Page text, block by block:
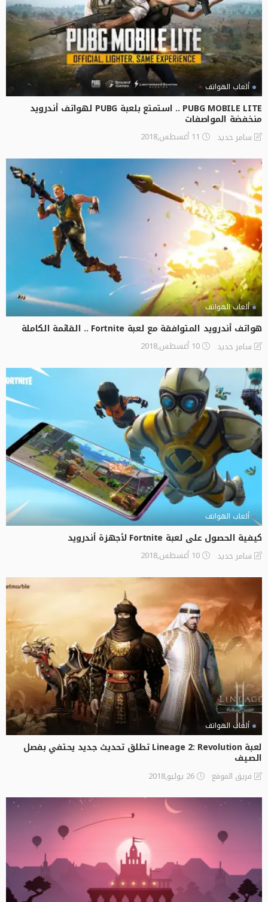
ألعاب الهواتف
PUBG MOBILE LITE‏ .. استمتع بلعبة PUBG لهواتف أندرويد
منخفضة المواصفات
سامر حديد 11 أغسطس,2018
ألعاب الهواتف
هواتف أندرويد المتوافقة مع لعبة Fortnite .. القائمة الكاملة
سامر حديد 10 أغسطس,2018
ألعاب الهواتف
كيفية الحصول على لعبة Fortnite لأجهزة أندرويد
سامر حديد 10 أغسطس,2018
ألعاب الهواتف
لعبة Lineage 2: Revolution تطلق تحديث جديد يحتفي بفصل
الصيف
فريق الموقع 26 يوليو,2018